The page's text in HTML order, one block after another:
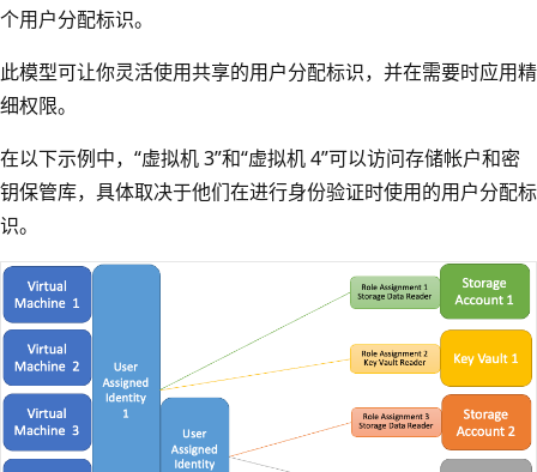
个用户分配标识。
此模型可让你灵活使用共享的用户分配标识，并在需要时应用精
细权限。
在以下示例中，“虚拟机 3”和“虚拟机 4”可以访问存储帐户和密
钥保管库，具体取决于他们在进行身份验证时使用的用户分配标
识。